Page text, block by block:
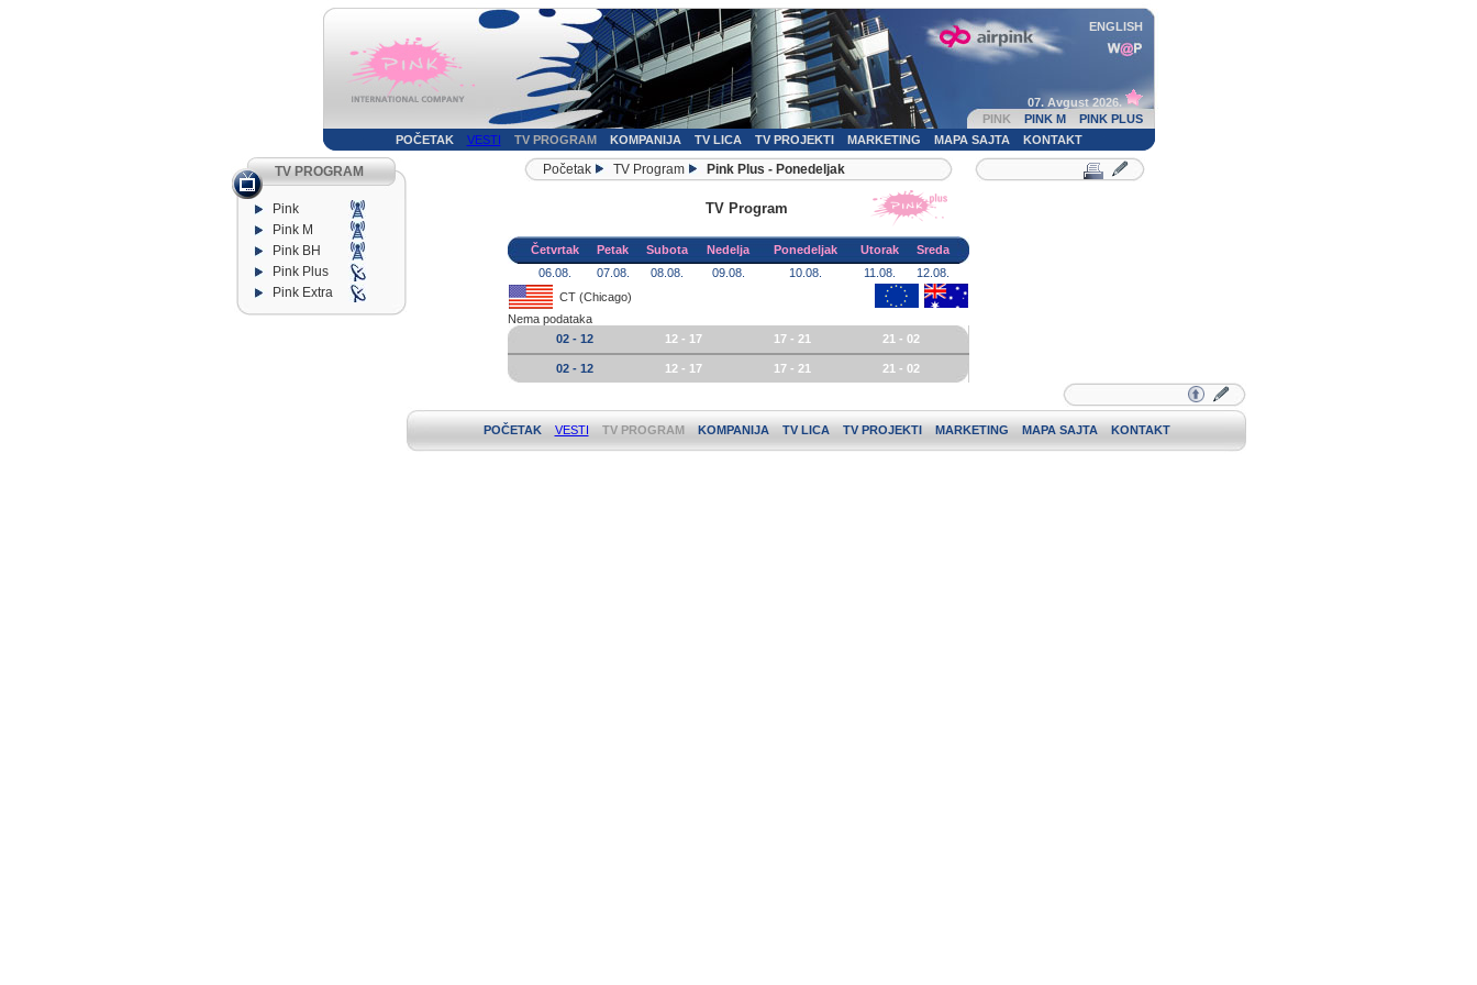
ENGLISH
07. Avgust 2026.
PINK
PINK M
PINK PLUS
POČETAK
VESTI TV PROGRAM KOMPANIJA TV LICA TV PROJEKTI MARKETING MAPA SAJTA KONTAKT
TV PROGRAM
Pink
Pink M
Pink BH
Pink Plus
Pink Extra
Početak TV Program Pink Plus - Ponedeljak
TV Program
Četvrtak Petak Subota Nedelja Ponedeljak Utorak
Sreda
06.08.
07.08. 08.08. 09.08. 10.08. 11.08.
12.08.
CT (Chicago)
Nema podataka
02 - 12
12 - 17 17 - 21 21 - 02
02 - 12 12 - 17 17 - 21 21 - 02
POČETAK VESTI TV PROGRAM KOMPANIJA TV LICA TV PROJEKTI MARKETING MAPA SAJTA KONTAKT